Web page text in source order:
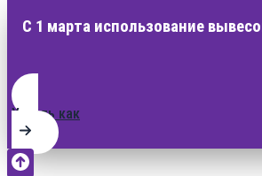
С 1 марта использование
Узнать как